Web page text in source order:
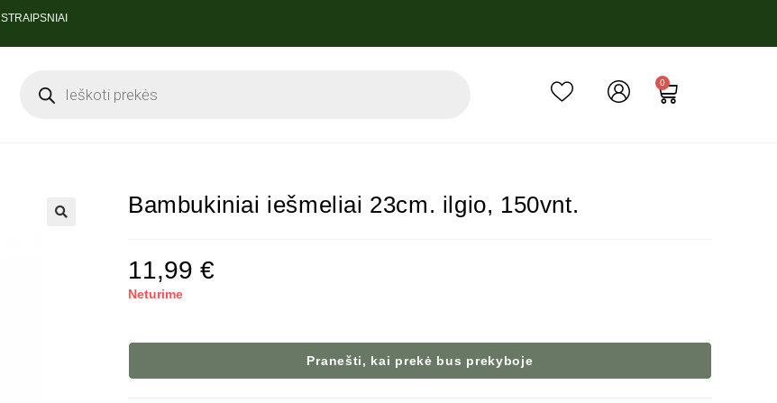
STRAIPSNIAI
0
Bambukiniai iešmeliai 23cm. ilgio, 150vnt.
11,99 €
Neturime
Pranešti, kai prekė bus prekyboje